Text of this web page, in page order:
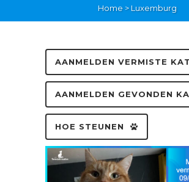
Home>Luxemburg
AANMELDEN VERMISTE KAT
AANMELDEN GEVONDEN
HOE STEUNEN